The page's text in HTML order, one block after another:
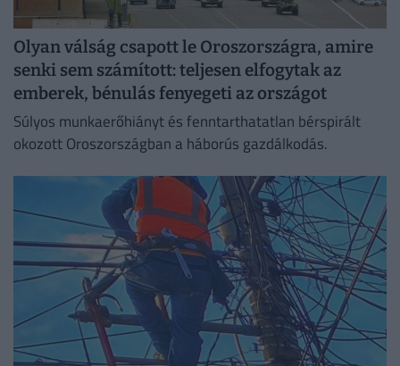
Olyan válság csapott le Oroszországra, amire
senki sem számított: teljesen elfogytak az
emberek, bénulás fenyegeti az országot
Súlyos munkaerőhiányt és fenntarthatatlan bérspirált
okozott Oroszországban a háborús gazdálkodás.